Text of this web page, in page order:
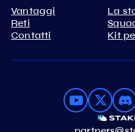
Vantaggi
Reti
Contatti
La
Kit